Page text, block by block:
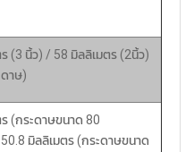
(3 นิ้ว) / 58 มิลลิเมตร (2นิ้ว)
าษ)
(กระดาษขนาด 80
มิลลิเมตร (กระดาษขนาด